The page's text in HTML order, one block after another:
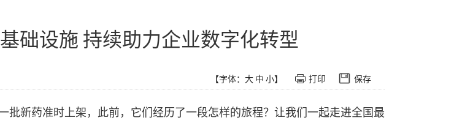
础设施 持续助力企业数字化转型
【字体： 大 中 小】 打印 保存
批新药准时上架，此前，它们经历了一段怎样的旅程？让我们一起走进全国最